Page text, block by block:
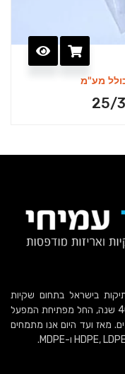
מע"מ
בישראל בתחום שקיות
הפלסטיק וגלילי הפוליאתילן עם ותק של מעל 40 שנה, החל מפתיחת המפעל
קליבנר בשנת 1977 בבת-ים. מאז ועד היום אנו מתמחים